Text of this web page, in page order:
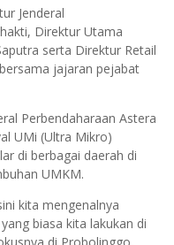
Jenderal
Direktur Utama
serta Direktur Retail
jajaran pejabat
Perbendaharaan Astera
UMi (Ultra Mikro)
di berbagai daerah di
UMKM.
kita mengenalnya
biasa kita lakukan di